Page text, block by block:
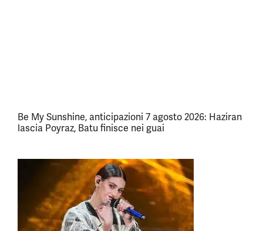
Be My Sunshine, anticipazioni 7 agosto 2026: Haziran
lascia Poyraz, Batu finisce nei guai